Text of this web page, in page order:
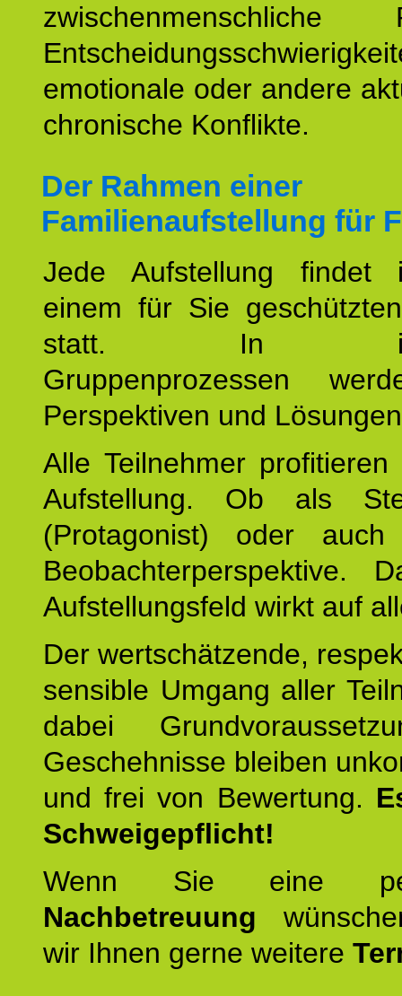
zwischenmenschliche
emotionale oder andere
chronische Konflikte.
Der Rahmen einer
Familienaufstellung für
Jede Aufstellung findet
einem für Sie
statt. In
Gruppenprozessen
Perspektiven und
Alle Teilnehmer
Aufstellung. Ob als
(Protagonist) oder
Beobachterperspektive.
Aufstellungsfeld wirkt auf
Der wertschätzende,
sensible Umgang aller
dabei
Geschehnisse bleiben
und frei von Bewertung.
Schweigepflicht!
Wenn Sie eine
Nachbetreuung
wir Ihnen gerne weitere